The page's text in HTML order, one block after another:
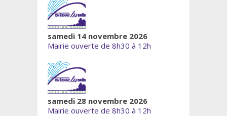
samedi 14 novembre 2026
Mairie ouverte de 8h30 à 12h
samedi 28 novembre 2026
Mairie ouverte de 8h30 à 12h